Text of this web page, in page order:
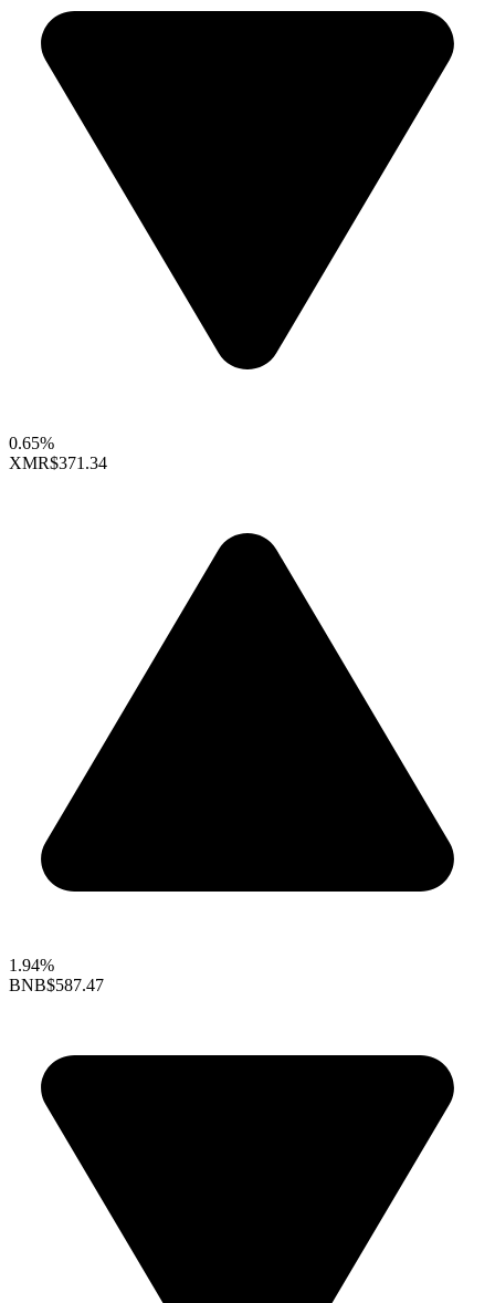
0.65%
XMR$371.34
1.94%
BNB$587.47